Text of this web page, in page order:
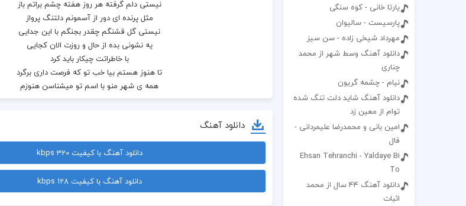
یارتا خانی - کوه سنگی
پارسیست - سالیوان
مهرداد شیخی زاده - سن سیز
دانلود آهنگ وسط شهر از محمد
چناری
نیام - چشمه گریون
دانلود آهنگ شاید دلت تنگ شده
توام از معین زد
امین بانی و محمدرضا علیمردانی -
فال
Ehsan Tehranchi - Yaldaye Bi
To
دانلود آهنگ 44 سال از محمد
اثبات
تا هنوز هستم بیا خب تو که فرصت داری برگرد
همه ی شهر منو با اسم تو میشناسن هنوزم
حال خوب ازم ندیده هیچکسی حتی یه روزم
نیستی گل قشنگم چقدر بجنگم با این جدایی
یه نشونی بده از حال و روزت الان کجایی
دانلود آهنگ
دانلود آهنگ با کیفیت 320 kbps
دانلود آهنگ با کیفیت 128 kbps